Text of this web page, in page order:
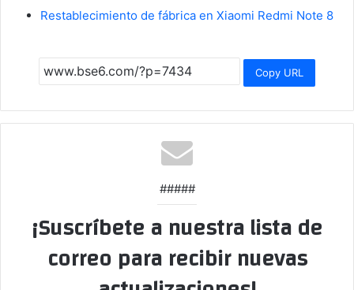
Restablecimiento de fábrica en Xiaomi Redmi Note 8
Copy URL
#####
¡Suscríbete a nuestra lista de
correo para recibir nuevas